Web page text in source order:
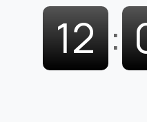
12 :